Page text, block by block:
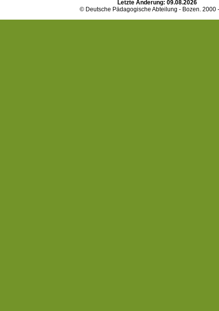
Letzte Änderung: 09.08.2026
© Deutsche Pädagogische Abteilung - Bozen. 2000